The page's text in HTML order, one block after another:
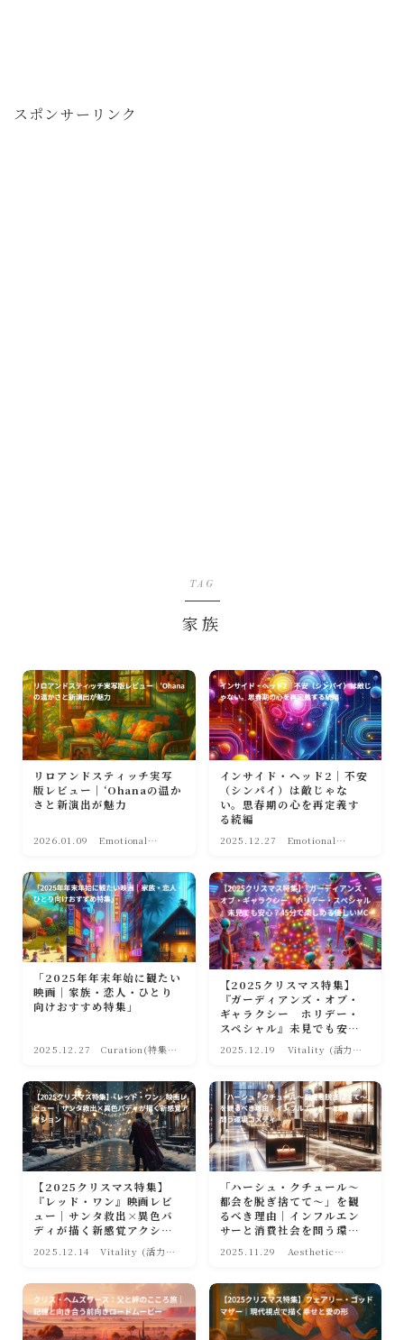
スポンサーリンク
TAG
家族
リロアンドスティッチ実写
版レビュー｜ʻOhanaの温か
さと新演出が魅力
2026.01.09
Emotional
い）
インサイド・ヘッド2｜不安
（シンパイ）は敵じゃな
い。思春期の心を再定義す
る続編
2025.12.27
Emotional
い）
「2025年年末年始に観たい
映画｜家族・恋人・ひとり
向けおすすめ特集」
2025.12.27
Curation(特集・
【2025クリスマス特集】
『ガーディアンズ・オブ・
ギャラクシー ホリデー・
スペシャル』未見でも安
心？45分で楽しめる優しい
MCU入門
2025.12.19
Vitality (活力・
【2025クリスマス特集】
『レッド・ワン』映画レビ
ュー｜サンタ救出×異色バ
ディが描く新感覚アクショ
2025.12.14
Vitality (活力・
「ハーシュ・クチュール〜
都会を脱ぎ捨てて〜」を観
るべき理由｜インフルエン
サーと消費社会を問う環境
2025.11.29
Aesthetic
美・幻想)